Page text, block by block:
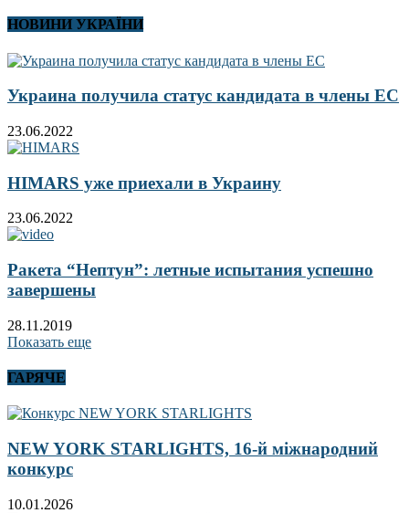
НОВИНИ УКРАЇНИ
Украина получила статус кандидата в члены ЕС
23.06.2022
HIMARS уже приехали в Украину
23.06.2022
Ракета “Нептун”: летные испытания успешно
завершены
28.11.2019
Показать еще
ГАРЯЧЕ
NEW YORK STARLIGHTS, 16-й міжнародний
конкурс
10.01.2026